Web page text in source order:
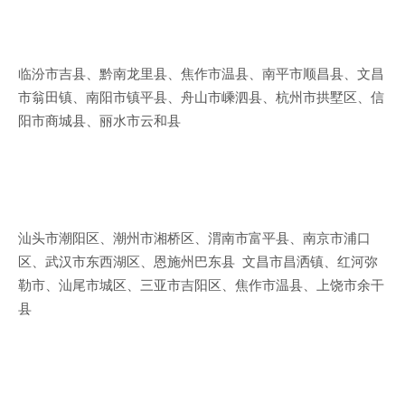
临汾市吉县、黔南龙里县、焦作市温县、南平市顺昌县、文昌
市翁田镇、南阳市镇平县、舟山市嵊泗县、杭州市拱墅区、信
阳市商城县、丽水市云和县
汕头市潮阳区、潮州市湘桥区、渭南市富平县、南京市浦口
区、武汉市东西湖区、恩施州巴东县 文昌市昌洒镇、红河弥
勒市、汕尾市城区、三亚市吉阳区、焦作市温县、上饶市余干
县